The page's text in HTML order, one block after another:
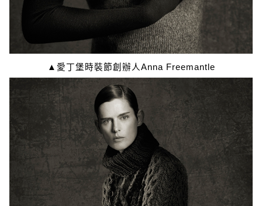
▲愛丁堡時裝節創辦人Anna Freemantle